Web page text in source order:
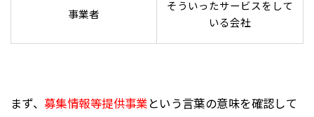
事業者
そういったサービスをして
いる会社
まず、募集情報等提供事業 という言葉の意味を確認して